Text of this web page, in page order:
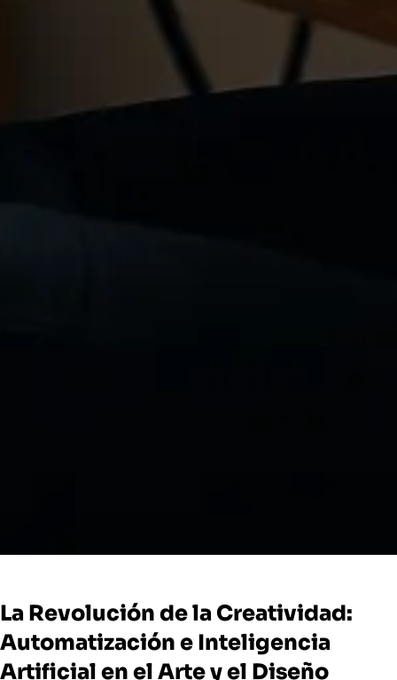
La Revolución de la Creatividad:
Automatización e Inteligencia
Artificial en el Arte y el Diseño